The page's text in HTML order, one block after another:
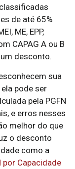
de até 65%
ME, EPP,
CAPAG A ou B
desconto.
sua
pode ser
pela PGFN
e erros nesses
melhor do que
o desconto
como a
por Capacidade